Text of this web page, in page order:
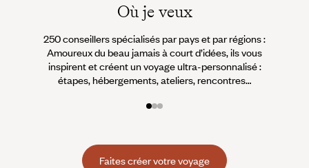
Où je veux
250 conseillers spécialisés par pays et par régions :
Amoureux du beau jamais à court d’idées, ils vous
inspirent et créent un voyage ultra-personnalisé :
étapes, hébergements, ateliers, rencontres…
Faites créer votre voyage